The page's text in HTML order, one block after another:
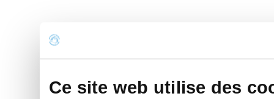
Ce site web utilise des